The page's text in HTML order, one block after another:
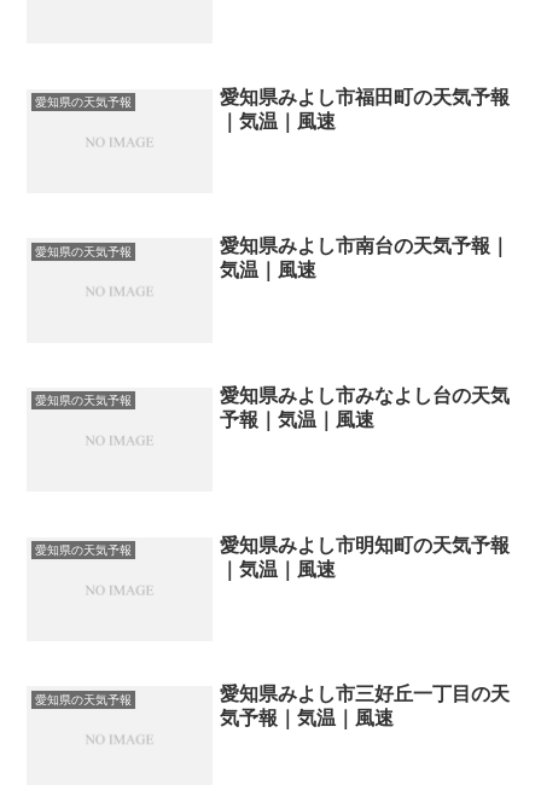
愛知県の天気予報
愛知県みよし市福田町の天気予報
｜気温｜風速
愛知県の天気予報
愛知県みよし市南台の天気予報｜
気温｜風速
愛知県の天気予報
愛知県みよし市みなよし台の天気
予報｜気温｜風速
愛知県の天気予報
愛知県みよし市明知町の天気予報
｜気温｜風速
愛知県の天気予報
愛知県みよし市三好丘一丁目の天
気予報｜気温｜風速